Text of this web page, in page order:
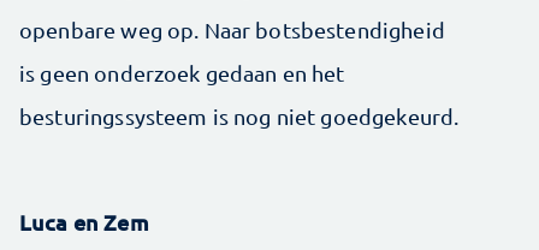
openbare weg op. Naar botsbestendigheid
is geen onderzoek gedaan en het
besturingssysteem is nog niet goedgekeurd.
Luca en Zem